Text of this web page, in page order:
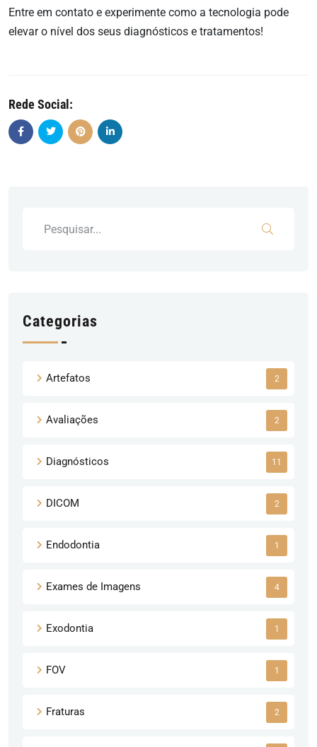
Entre em contato e experimente como a tecnologia pode
elevar o nível dos seus diagnósticos e tratamentos!
Rede Social:
Categorias
Artefatos 2
Avaliações 2
Diagnósticos 11
DICOM 2
Endodontia 1
Exames de Imagens 4
Exodontia 1
FOV 1
Fraturas 2